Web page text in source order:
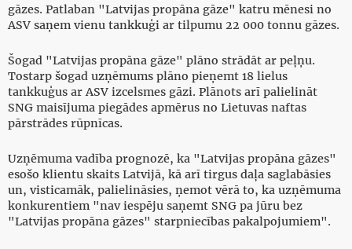
gāzes. Patlaban "Latvijas propāna gāze" katru mēnesi no
ASV saņem vienu tankkuģi ar tilpumu 22 000 tonnu gāzes.
Šogad "Latvijas propāna gāze" plāno strādāt ar peļņu.
Tostarp šogad uzņēmums plāno pieņemt 18 lielus
tankkuģus ar ASV izcelsmes gāzi. Plānots arī palielināt
SNG maisījuma piegādes apmērus no Lietuvas naftas
pārstrādes rūpnīcas.
Uzņēmuma vadība prognozē, ka "Latvijas propāna gāzes"
esošo klientu skaits Latvijā, kā arī tirgus daļa saglabāsies
un, visticamāk, palielināsies, ņemot vērā to, ka uzņēmuma
konkurentiem "nav iespēju saņemt SNG pa jūru bez
"Latvijas propāna gāzes" starpniecības pakalpojumiem".